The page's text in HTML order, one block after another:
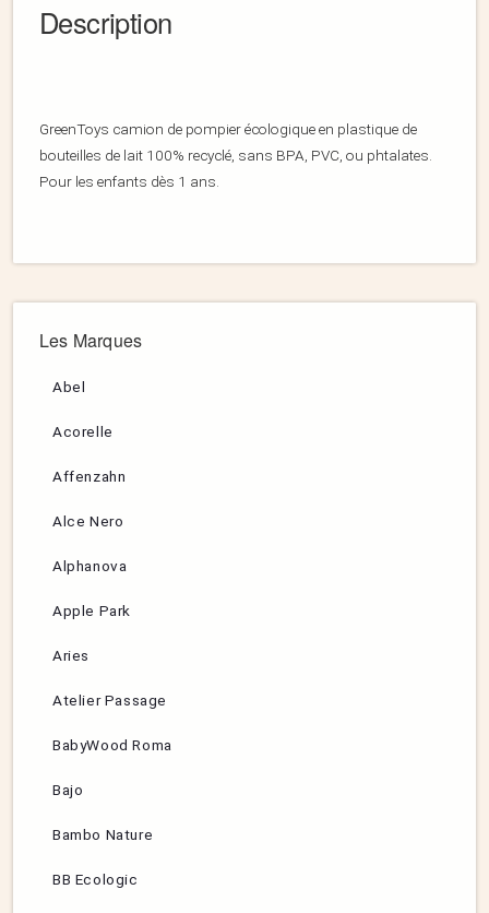
Description
GreenToys camion de pompier écologique en plastique de
bouteilles de lait 100% recyclé, sans BPA, PVC, ou phtalates.
Pour les enfants dès 1 ans.
Les Marques
Abel
Acorelle
Affenzahn
Alce Nero
Alphanova
Apple Park
Aries
Atelier Passage
BabyWood Roma
Bajo
Bambo Nature
BB Ecologic